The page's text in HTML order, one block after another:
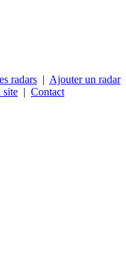
radars | Ajouter un radar
site | Contact